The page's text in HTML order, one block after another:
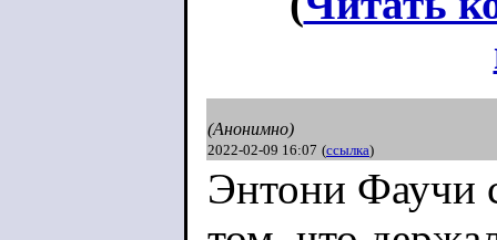
(Анонимно)
2022-02-09 16:07 (ссылка)
Энтони Фаучи